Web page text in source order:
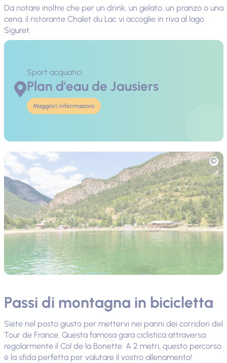
Da notare inoltre che per un drink, un gelato, un pranzo o una
cena, il ristorante Chalet du Lac vi accoglie in riva al lago
Siguret.
Plan d'eau de Jausiers
Sport acquatici
Maggiori informazioni
Foto
Passi di montagna in bicicletta
Siete nel posto giusto per mettervi nei panni dei corridori del
Tour de France. Questa famosa gara ciclistica attraversa
regolarmente il Col de la Bonette. A 2 metri, questo percorso
è la sfida perfetta per valutare il vostro allenamento!